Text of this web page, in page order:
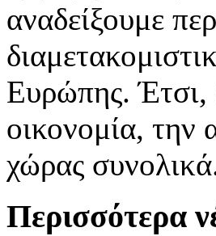
αναδείξουμε
Ευρώπης. Έτσι,
οικονομία, την
χώρας
Περισσότερα